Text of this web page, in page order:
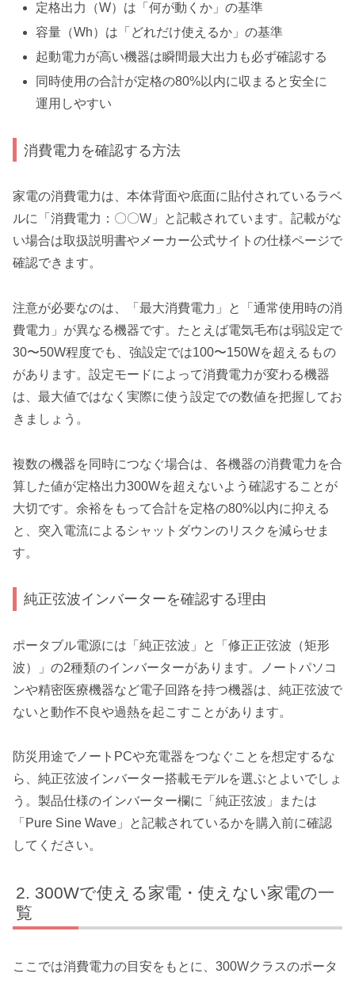
定格出力（W）は「何が動くか」の基準
容量（Wh）は「どれだけ使えるか」の基準
起動電力が高い機器は瞬間最大出力も必ず確認する
同時使用の合計が定格の80%以内に収まると安全に
運用しやすい
消費電力を確認する方法
家電の消費電力は、本体背面や底面に貼付されているラベ
ルに「消費電力：〇〇W」と記載されています。記載がな
い場合は取扱説明書やメーカー公式サイトの仕様ページで
確認できます。
注意が必要なのは、「最大消費電力」と「通常使用時の消
費電力」が異なる機器です。たとえば電気毛布は弱設定で
30〜50W程度でも、強設定では100〜150Wを超えるもの
があります。設定モードによって消費電力が変わる機器
は、最大値ではなく実際に使う設定での数値を把握してお
きましょう。
複数の機器を同時につなぐ場合は、各機器の消費電力を合
算した値が定格出力300Wを超えないよう確認することが
大切です。余裕をもって合計を定格の80%以内に抑える
と、突入電流によるシャットダウンのリスクを減らせま
す。
純正弦波インバーターを確認する理由
ポータブル電源には「純正弦波」と「修正正弦波（矩形
波）」の2種類のインバーターがあります。ノートパソコ
ンや精密医療機器など電子回路を持つ機器は、純正弦波で
ないと動作不良や過熱を起こすことがあります。
防災用途でノートPCや充電器をつなぐことを想定するな
ら、純正弦波インバーター搭載モデルを選ぶとよいでしょ
う。製品仕様のインバーター欄に「純正弦波」または
「Pure Sine Wave」と記載されているかを購入前に確認
してください。
300Wで使える家電・使えない家電の一
覧
ここでは消費電力の目安をもとに、300Wクラスのポータ